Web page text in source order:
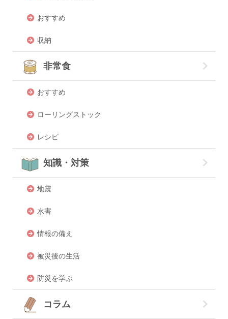
おすすめ
収納
非常食
おすすめ
ローリングストック
レシピ
知識・対策
地震
水害
情報の備え
被災後の生活
防災を学ぶ
コラム